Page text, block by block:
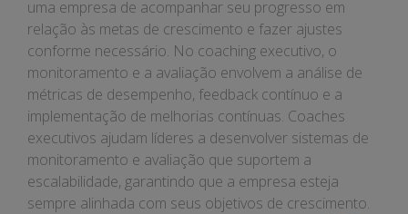
uma empresa de acompanhar seu progresso em
relação às metas de crescimento e fazer ajustes
conforme necessário. No coaching executivo, o
monitoramento e a avaliação envolvem a análise de
métricas de desempenho, feedback contínuo e a
implementação de melhorias contínuas. Coaches
executivos ajudam líderes a desenvolver sistemas de
monitoramento e avaliação que suportem a
escalabilidade, garantindo que a empresa esteja
sempre alinhada com seus objetivos de crescimento.